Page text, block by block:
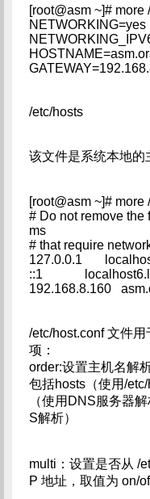
[root@asm ~]#
NETWORKING=yes
/etc/hosts
该文件是系统本地的
[root@asm ~]# more
# Do not remove the
ms
# that require
127.0.0.1
::1
192.168.8.160
/etc/host.conf 文件
项：
order:设置主机名解
包括hosts（使用/
（使用DNS服务器
S解析）
multi：设置是否从 /
P 地址，取值为 on/